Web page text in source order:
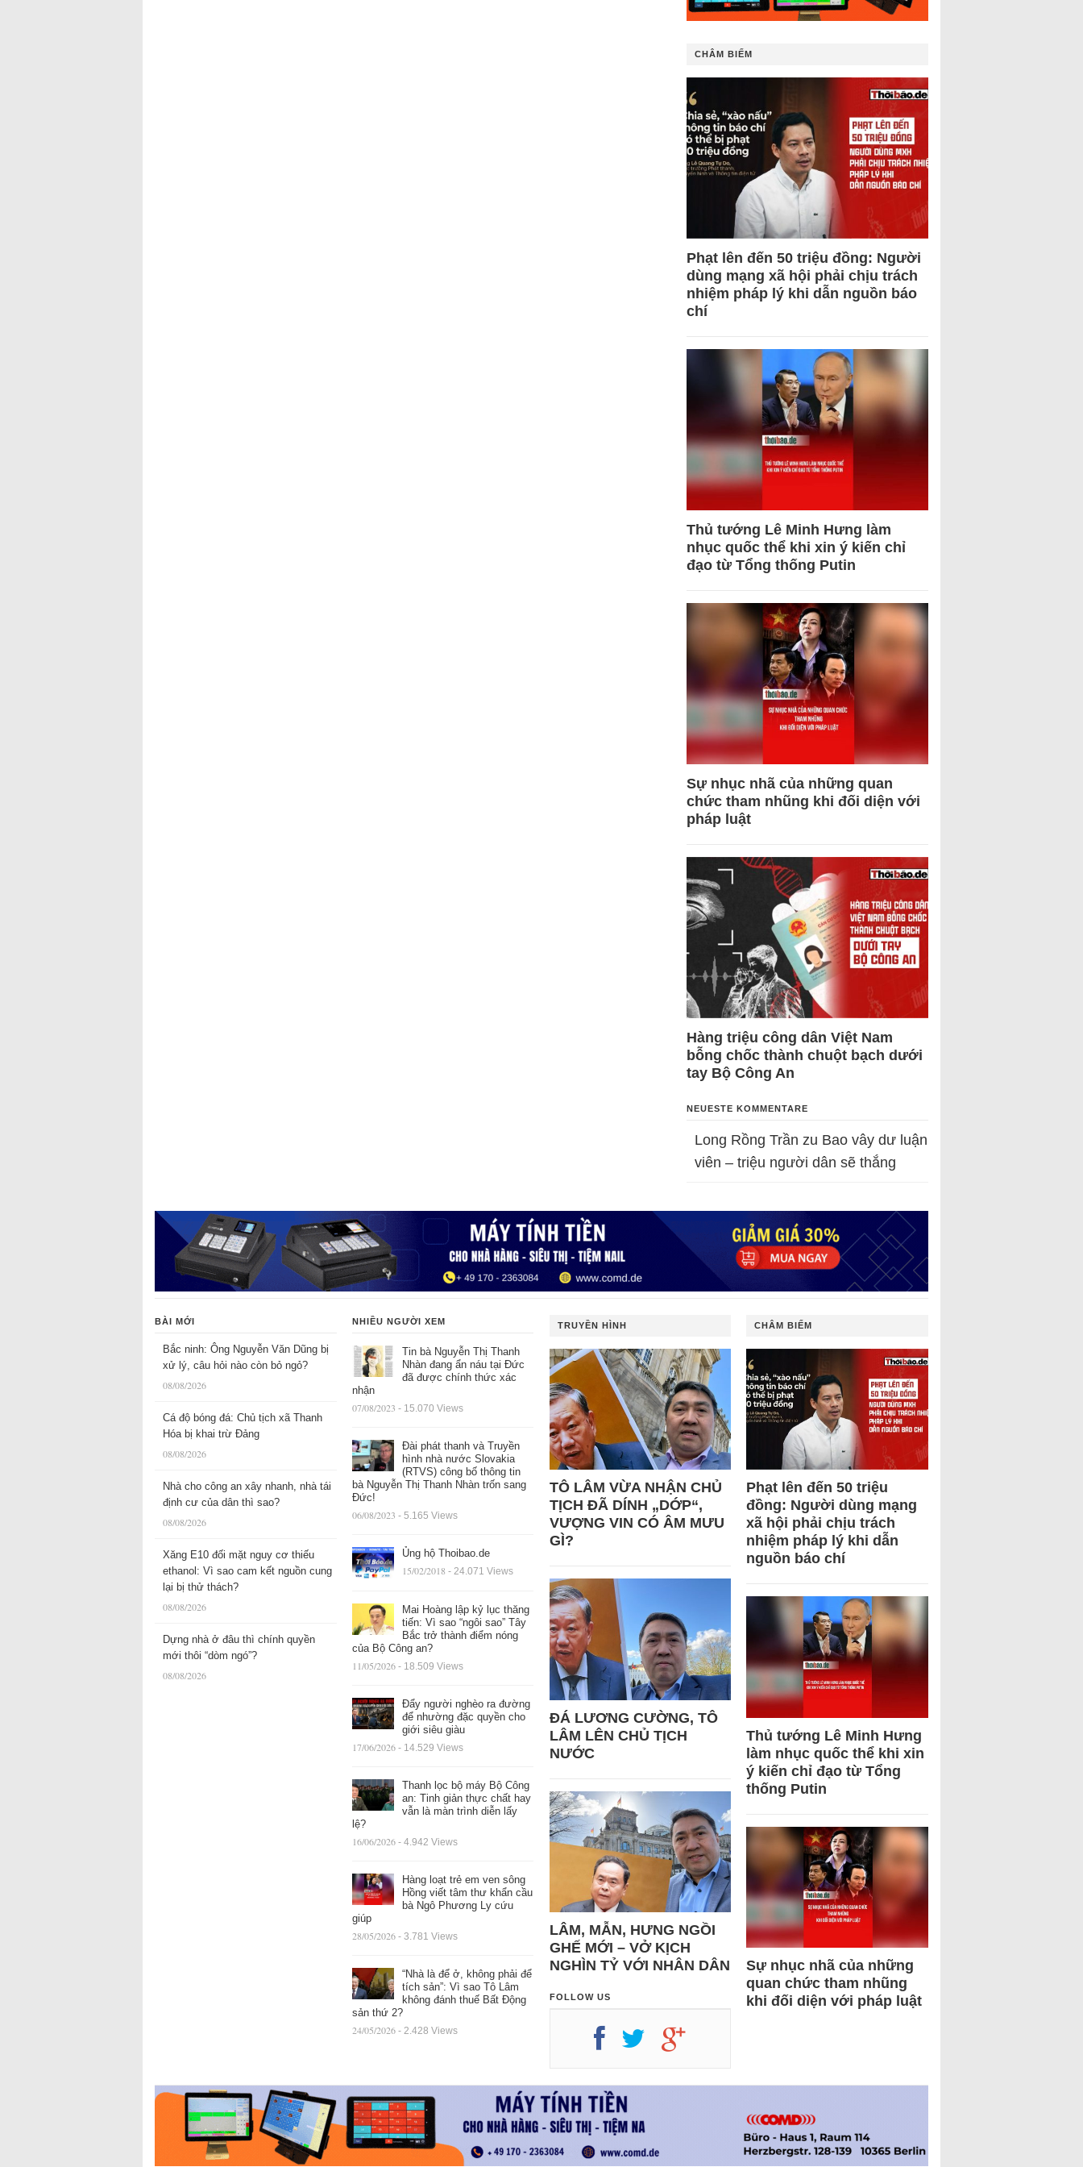
CHÂM BIẾM
Phạt lên đến 50 triệu đồng: Người
dùng mạng xã hội phải chịu trách
nhiệm pháp lý khi dẫn nguồn báo
chí
Thủ tướng Lê Minh Hưng làm
nhục quốc thể khi xin ý kiến chỉ
đạo từ Tổng thống Putin
Sự nhục nhã của những quan
chức tham nhũng khi đối diện với
pháp luật
Hàng triệu công dân Việt Nam
bỗng chốc thành chuột bạch dưới
tay Bộ Công An
NEUESTE KOMMENTARE
Long Rồng Trần zu Bao vây dư luận
viên – triệu người dân sẽ thắng
BÀI MỚI
Bắc ninh: Ông Nguyễn Văn Dũng bị
xử lý, câu hỏi nào còn bỏ ngỏ?
08/08/2026
Cá độ bóng đá: Chủ tịch xã Thanh
Hóa bị khai trừ Đảng
08/08/2026
Nhà cho công an xây nhanh, nhà tái
định cư của dân thì sao?
08/08/2026
Xăng E10 đối mặt nguy cơ thiếu
ethanol: Vì sao cam kết nguồn cung
lại bị thử thách?
08/08/2026
Dựng nhà ở đâu thì chính quyền
mới thôi “dòm ngó”?
08/08/2026
NHIỀU NGƯỜI XEM
Tin bà Nguyễn Thị Thanh
Nhàn đang ẩn náu tại Đức
đã được chính thức xác
nhận
07/08/2023 - 15.070 Views
Đài phát thanh và Truyền
hình nhà nước Slovakia
(RTVS) công bố thông tin
bà Nguyễn Thị Thanh Nhàn trốn sang
Đức!
06/08/2023 - 5.165 Views
Ủng hộ Thoibao.de
15/02/2018 - 24.071 Views
Mai Hoàng lập kỷ lục thăng
tiến: Vì sao “ngôi sao” Tây
Bắc trở thành điểm nóng
của Bộ Công an?
11/05/2026 - 18.509 Views
Đẩy người nghèo ra đường
để nhường đặc quyền cho
giới siêu giàu
17/06/2026 - 14.529 Views
Thanh lọc bộ máy Bộ Công
an: Tinh giản thực chất hay
vẫn là màn trình diễn lấy
lệ?
16/06/2026 - 4.942 Views
Hàng loạt trẻ em ven sông
Hồng viết tâm thư khẩn cầu
bà Ngô Phương Ly cứu
giúp
28/05/2026 - 3.781 Views
“Nhà là để ở, không phải để
tích sản”: Vì sao Tô Lâm
không đánh thuế Bất Động
sản thứ 2?
24/05/2026 - 2.428 Views
TRUYỀN HÌNH
TÔ LÂM VỪA NHẬN CHỦ
TỊCH ĐÃ DÍNH „DỚP“,
VƯỢNG VIN CÓ ÂM MƯU
GÌ?
ĐÁ LƯƠNG CƯỜNG, TÔ
LÂM LÊN CHỦ TỊCH
NƯỚC
LÂM, MẪN, HƯNG NGỒI
GHẾ MỚI – VỞ KỊCH
NGHÌN TỶ VỚI NHÂN DÂN
FOLLOW US
CHÂM BIẾM
Phạt lên đến 50 triệu
đồng: Người dùng mạng
xã hội phải chịu trách
nhiệm pháp lý khi dẫn
nguồn báo chí
Thủ tướng Lê Minh Hưng
làm nhục quốc thể khi xin
ý kiến chỉ đạo từ Tổng
thống Putin
Sự nhục nhã của những
quan chức tham nhũng
khi đối diện với pháp luật